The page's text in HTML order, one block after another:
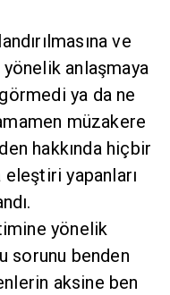
ve
yönelik anlaşmaya
ya da ne
müzakere
hakkında hiçbir
yapanları
yönelik
sorunu benden
aksine ben